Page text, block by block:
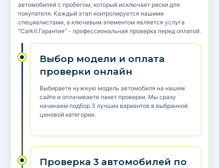
автомобилей с пробегом, который исключает риски для
покупателя. Каждый этап контролируется нашими
специалистами, а ключевым элементом является услуга
"Carkit.Гарантия" - профессиональная проверка перед оплатой.
Выбор модели и оплата
проверки онлайн
Выбираете нужную модель автомобиля на нашем
сайте и оплачиваете пакет проверки. Мы сразу
начинаем подбор 3 лучших вариантов в выбранной
ценовой категории.
Проверка 3 автомобилей по